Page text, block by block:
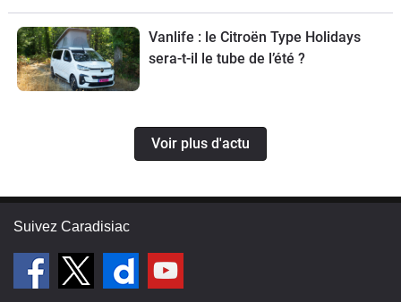
de ce break de chasse sera limitée à
70 exemplaires.
Vanlife : le Citroën Type Holidays
sera-t-il le tube de l’été ?
Voir plus d'actu
Suivez Caradisiac